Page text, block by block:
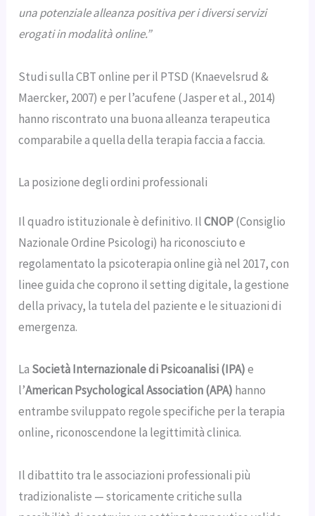
una potenziale alleanza positiva per i diversi servizi
erogati in modalità online.”
Studi sulla CBT online per il PTSD (Knaevelsrud &
Maercker, 2007) e per l’acufene (Jasper et al., 2014)
hanno riscontrato una buona alleanza terapeutica
comparabile a quella della terapia faccia a faccia.
La posizione degli ordini professionali
Il quadro istituzionale è definitivo. IlCNOP(Consiglio
Nazionale Ordine Psicologi) ha riconosciuto e
regolamentato la psicoterapia online già nel 2017, con
linee guida che coprono il setting digitale, la gestione
della privacy, la tutela del paziente e le situazioni di
emergenza.
La Società Internazionale di Psicoanalisi (IPA)e
l’American Psychological Association (APA) hanno
entrambe sviluppato regole specifiche per la terapia
online, riconoscendone la legittimità clinica.
Il dibattito tra le associazioni professionali più
tradizionaliste — storicamente critiche sulla